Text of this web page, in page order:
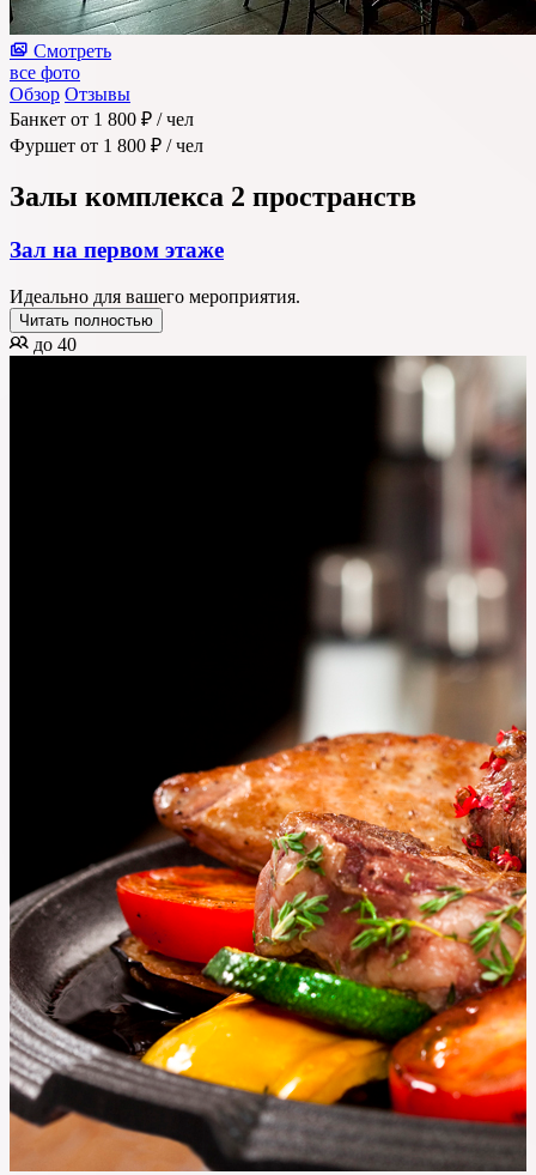
Смотреть
все фото
Обзор Отзывы
Банкет от 1 800 ₽ / чел
Фуршет от 1 800 ₽ / чел
Залы комплекса 2 пространств
Зал на первом этаже
Идеально для вашего мероприятия.
Читать полностью
до 40